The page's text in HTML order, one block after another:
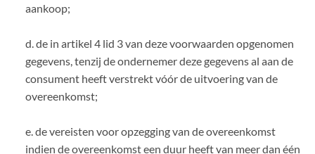
aankoop;
d. de in artikel 4 lid 3 van deze voorwaarden opgenomen
gegevens, tenzij de ondernemer deze gegevens al aan de
consument heeft verstrekt vóór de uitvoering van de
overeenkomst;
e. de vereisten voor opzegging van de overeenkomst
indien de overeenkomst een duur heeft van meer dan één